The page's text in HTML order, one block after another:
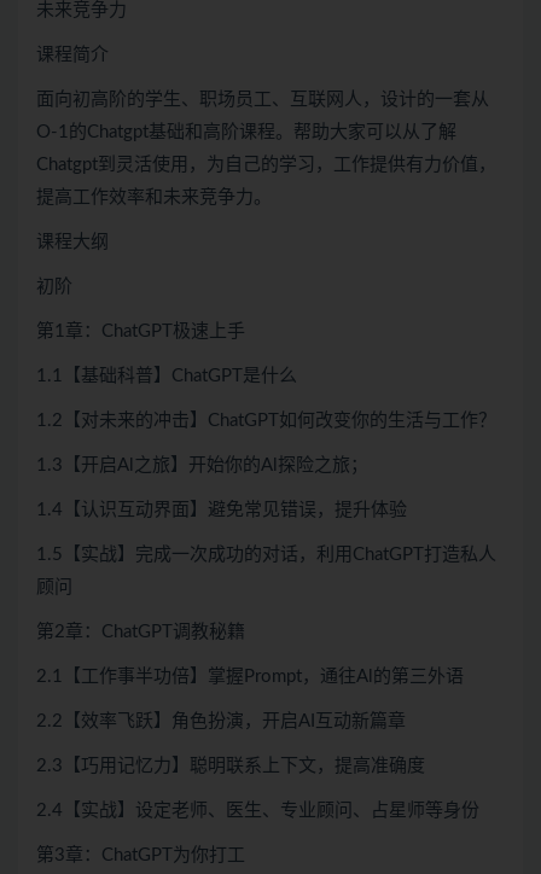
未来竞争力
课程简介
面向初高阶的学生、职场员工、互联网人，设计的一套从
O-1的Chatgpt基础和高阶课程。帮助大家可以从了解
Chatgpt到灵活使用，为自己的学习，工作提供有力价值，
提高工作效率和未来竞争力。
课程大纲
初阶
第1章：ChatGPT极速上手
1.1【基础科普】ChatGPT是什么
1.2【对未来的冲击】ChatGPT如何改变你的生活与工作？
1.3【开启Al之旅】开始你的Al探险之旅；
1.4【认识互动界面】避免常见错误，提升体验
1.5【实战】完成一次成功的对话，利用ChatGPT打造私人
顾问
第2章：ChatGPT调教秘籍
2.1【工作事半功倍】掌握Prompt，通往Al的第三外语
2.2【效率飞跃】角色扮演，开启AI互动新篇章
2.3【巧用记忆力】聪明联系上下文，提高准确度
2.4【实战】设定老师、医生、专业顾问、占星师等身份
第3章：ChatGPT为你打工